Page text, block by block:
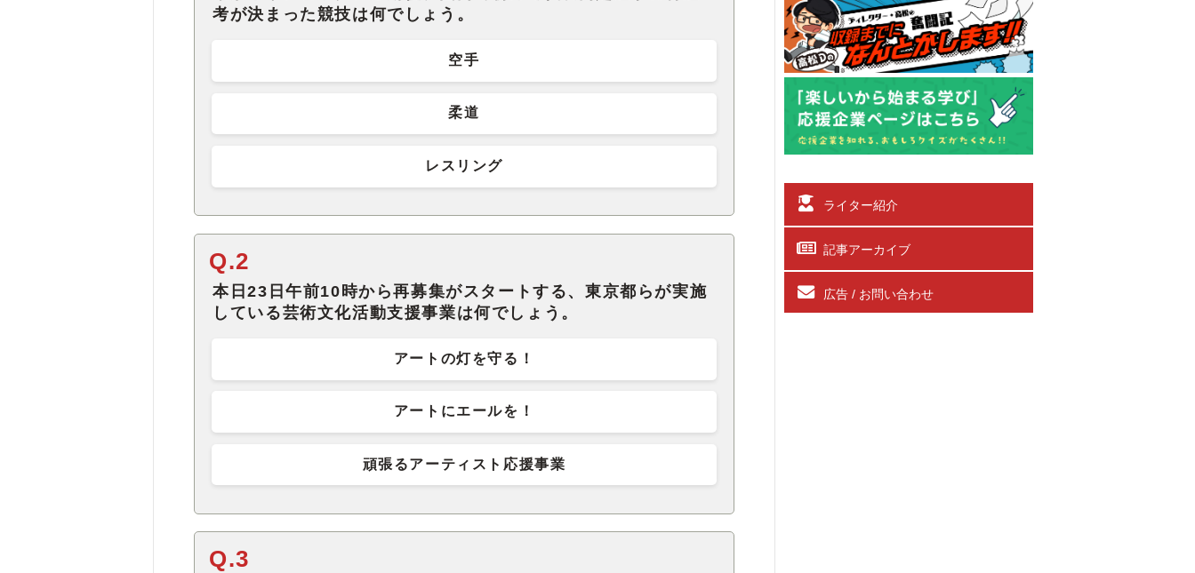
考が決まった競技は何でしょう。
空手
柔道
レスリング
Q.2
本日23日午前10時から再募集がスタートする、東京都らが実施
している芸術文化活動支援事業は何でしょう。
アートの灯を守る！
アートにエールを！
頑張るアーティスト応援事業
Q.3
ライター紹介
記事アーカイブ
広告 / お問い合わせ